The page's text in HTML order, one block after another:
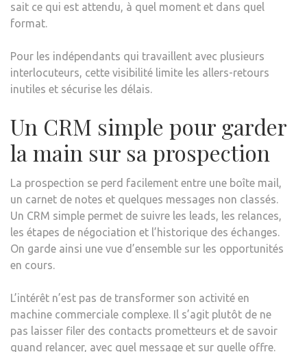
sait ce qui est attendu, à quel moment et dans quel
format.
Pour les indépendants qui travaillent avec plusieurs
interlocuteurs, cette visibilité limite les allers-retours
inutiles et sécurise les délais.
Un CRM simple pour garder
la main sur sa prospection
La prospection se perd facilement entre une boîte mail,
un carnet de notes et quelques messages non classés.
Un CRM simple permet de suivre les leads, les relances,
les étapes de négociation et l’historique des échanges.
On garde ainsi une vue d’ensemble sur les opportunités
en cours.
L’intérêt n’est pas de transformer son activité en
machine commerciale complexe. Il s’agit plutôt de ne
pas laisser filer des contacts prometteurs et de savoir
quand relancer, avec quel message et sur quelle offre.